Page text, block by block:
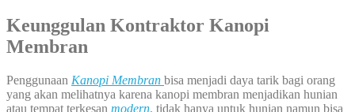
Keunggulan Kontraktor Kanopi
Membran
Penggunaan Kanopi Membran bisa menjadi daya tarik bagi orang
yang akan melihatnya karena kanopi membran menjadikan hunian
atau tempat terkesan modern, tidak hanya untuk hunian namun bisa